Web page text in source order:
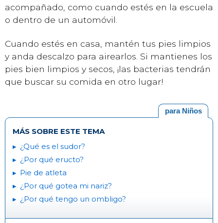
acompañado, como cuando estés en la escuela
o dentro de un automóvil.
Cuando estés en casa, mantén tus pies limpios
y anda descalzo para airearlos. Si mantienes los
pies bien limpios y secos, ¡las bacterias tendrán
que buscar su comida en otro lugar!
para Niños
MÁS SOBRE ESTE TEMA
¿Qué es el sudor?
¿Por qué eructo?
Pie de atleta
¿Por qué gotea mi nariz?
¿Por qué tengo un ombligo?